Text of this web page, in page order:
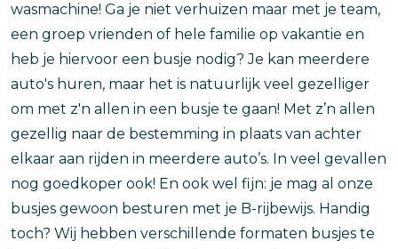
wasmachine! Ga je niet verhuizen maar met je team,
een groep vrienden of hele familie op vakantie en
heb je hiervoor een busje nodig? Je kan meerdere
auto's huren, maar het is natuurlijk veel gezelliger
om met z'n allen in een busje te gaan! Met z’n allen
gezellig naar de bestemming in plaats van achter
elkaar aan rijden in meerdere auto’s. In veel gevallen
nog goedkoper ook! En ook wel fijn: je mag al onze
busjes gewoon besturen met je B-rijbewijs. Handig
toch? Wij hebben verschillende formaten busjes te